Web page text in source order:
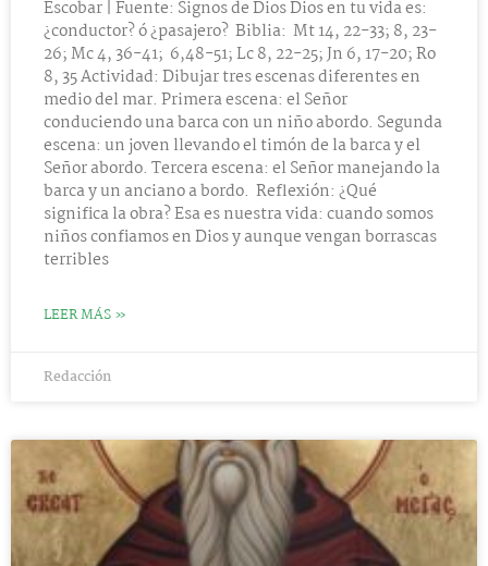
Escobar | Fuente: Signos de Dios Dios en tu vida es:
¿conductor? ó ¿pasajero? Biblia: Mt 14, 22-33; 8, 23-
26; Mc 4, 36-41; 6,48-51; Lc 8, 22-25; Jn 6, 17-20; Ro
8, 35 Actividad: Dibujar tres escenas diferentes en
medio del mar. Primera escena: el Señor
conduciendo una barca con un niño abordo. Segunda
escena: un joven llevando el timón de la barca y el
Señor abordo. Tercera escena: el Señor manejando la
barca y un anciano a bordo. Reflexión: ¿Qué
significa la obra? Esa es nuestra vida: cuando somos
niños confiamos en Dios y aunque vengan borrascas
terribles
LEER MÁS »
Redacción